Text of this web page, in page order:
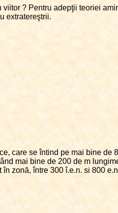
? Pentru adepţii teoriei
extratereştrii.
care se întind pe mai bine
mai bine de 200 de m
zonă, între 300 î.e.n. si 800